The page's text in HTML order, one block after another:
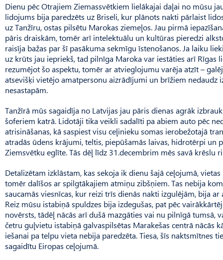
Dienu pēc Otrajiem Ziemas­svētkiem lielākajai daļai no mūsu
lidojums bija paredzēts uz Briseli, kur plānots nakti pārlaist
uz Tanžīru, ostas pilsētu Marokas ziemeļos. Jau pirmā
pāris draiskām, tomēr arī intelektuālu un kultūras pieredzi
raisīja bažas par šī pasākuma sekmīgu īstenošanos. Ja laiku
uz krūts jau iepriekš, tad pilnīga Maroka var iestāties arī Rīgas
rezumējot šo aspektu, tomēr ar atvieglojumu varēja atzīt –
atsevišķi vietējo amatpersonu aizrādījumi un brīžiem nedaudz
nesastapām.
Tanžīrā mūs sagaidīja no Latvijas jau pāris dienas agrāk
šoferiem katrā. Lidotāji tika veikli sadalīti pa abiem auto pēc
atrisināšanas, kā saspiest visu ceļinieku somas ierobežotajā
atradās ūdens krājumi, teltis, piepūšamās laivas, hidrotērpi un
Ziemsvētku eglīte. Tās dēļ līdz 31.decembrim mēs savā krēslu
Detalizētam izklāstam, kas sekoja ik dienu šajā ceļojumā,
tomēr dalīšos ar spilgtākajiem atmiņu zibšņiem. Tas nebija
saucamās viesnīcas, kur reizi trīs dienās nakti izgulējām, bija
Reiz mūsu istabiņā spuldzes bija izdegušas, pat pēc
novērsts, tādēļ nācās arī dušā mazgāties vai nu pilnīgā tumsā,
četru guļvietu istabiņā galvaspilsētas Marakešas centrā nācās
iešanai pa telpu vieta nebija paredzēta. Tiesa, šīs naktsmītnes
sagaidītu Eiropas ceļojumā.